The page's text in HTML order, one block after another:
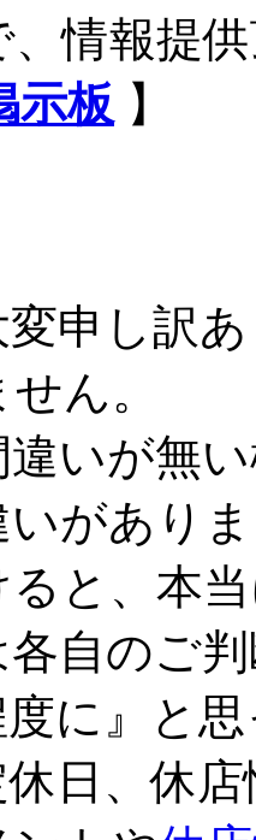
情報提
示板 】
申し訳
ん。
いが無
があり
ると、本
自のご
に』と
日、休